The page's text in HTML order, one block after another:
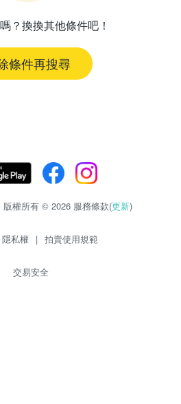
？換換其他條件吧！
條件再搜尋
版權所有 © 2026 服務條款(更新)
隱私權 | 拍賣使用規範
交易安全